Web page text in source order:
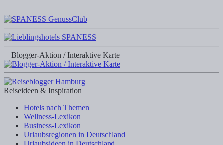
Blogger-Aktion / Interaktive Karte
Reiseideen & Inspiration
Hotels nach Themen
Wellness-Lexikon
Business-Lexikon
Urlaubsregionen in Deutschland
Urlaubsideen in Deutschland